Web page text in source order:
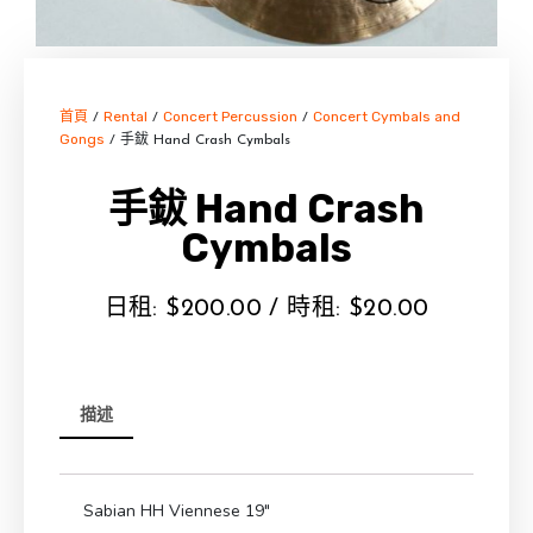
首頁 / Rental / Concert Percussion / Concert Cymbals and
Gongs / 手鈸 Hand Crash Cymbals
手鈸 Hand Crash
Cymbals
日租: $200.00 / 時租: $20.00
描述
Sabian HH Viennese 19″